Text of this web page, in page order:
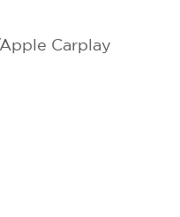
Carplay